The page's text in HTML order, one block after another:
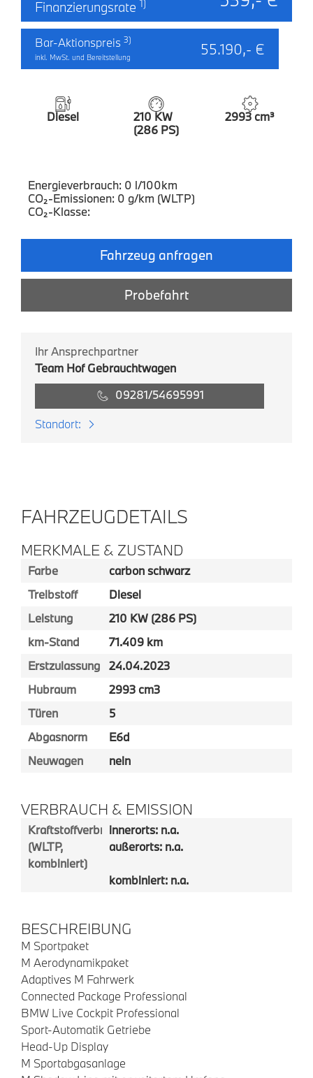
Finanzierungsrate 1)
Bar-Aktionspreis 3)
inkl. MwSt. und Bereitstellung 55.190,- €
Diesel
210 KW
(286 PS)
2993 cm³
Energieverbrauch: 0 l/100km
CO₂-Emissionen: 0 g/km (WLTP)
CO₂-Klasse:
Fahrzeug anfragen
Probefahrt
Ihr Ansprechpartner
Team Hof Gebrauchtwagen
09281/54695991
Standort:
FAHRZEUGDETAILS
MERKMALE & ZUSTAND
Farbe
carbon schwarz
Treibstoff
Diesel
Leistung
210 KW (286 PS)
km-Stand
71.409 km
Erstzulassung
24.04.2023
Hubraum
2993 cm3
Türen
5
Abgasnorm
E6d
Neuwagen
nein
VERBRAUCH & EMISSION
Kraftstoffverbrauch
(WLTP,
kombiniert)
innerorts: n.a.
außerorts: n.a.
kombiniert: n.a.
BESCHREIBUNG
M Sportpaket
M Aerodynamikpaket
Adaptives M Fahrwerk
Connected Package Professional
BMW Live Cockpit Professional
Sport-Automatik Getriebe
Head-Up Display
M Sportabgasanlage